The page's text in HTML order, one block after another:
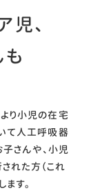
、
り小児の在宅
て人工呼吸器
さんや、小児
れた方（これ
す。